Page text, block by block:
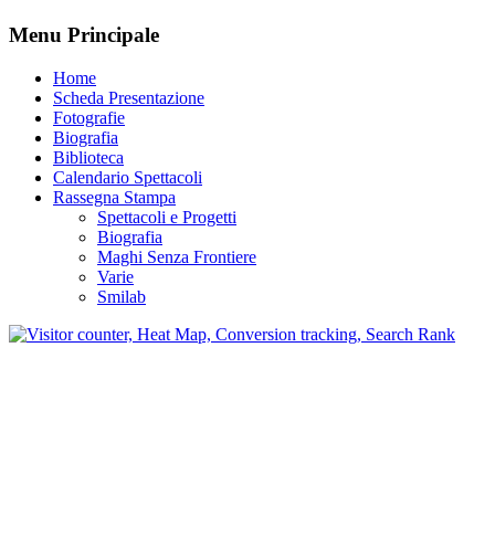
Menu Principale
Home
Scheda Presentazione
Fotografie
Biografia
Biblioteca
Calendario Spettacoli
Rassegna Stampa
Spettacoli e Progetti
Biografia
Maghi Senza Frontiere
Varie
Smilab